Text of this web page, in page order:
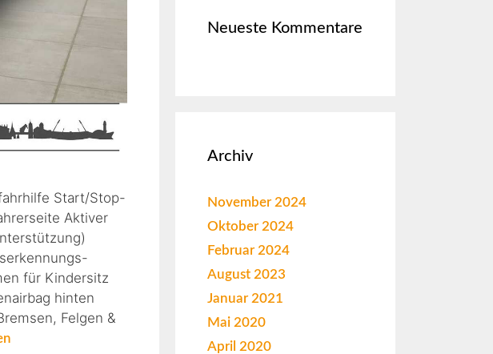
Start/Stop-
Aktiver
für Kindersitz
hinten
Felgen &
Neueste Kommentare
Archiv
November 2024
Oktober 2024
Februar 2024
August 2023
Januar 2021
Mai 2020
April 2020